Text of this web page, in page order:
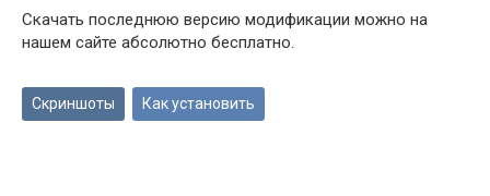
Скачать последнюю версию модификации можно на
нашем сайте абсолютно бесплатно.
Скриншоты Как установить